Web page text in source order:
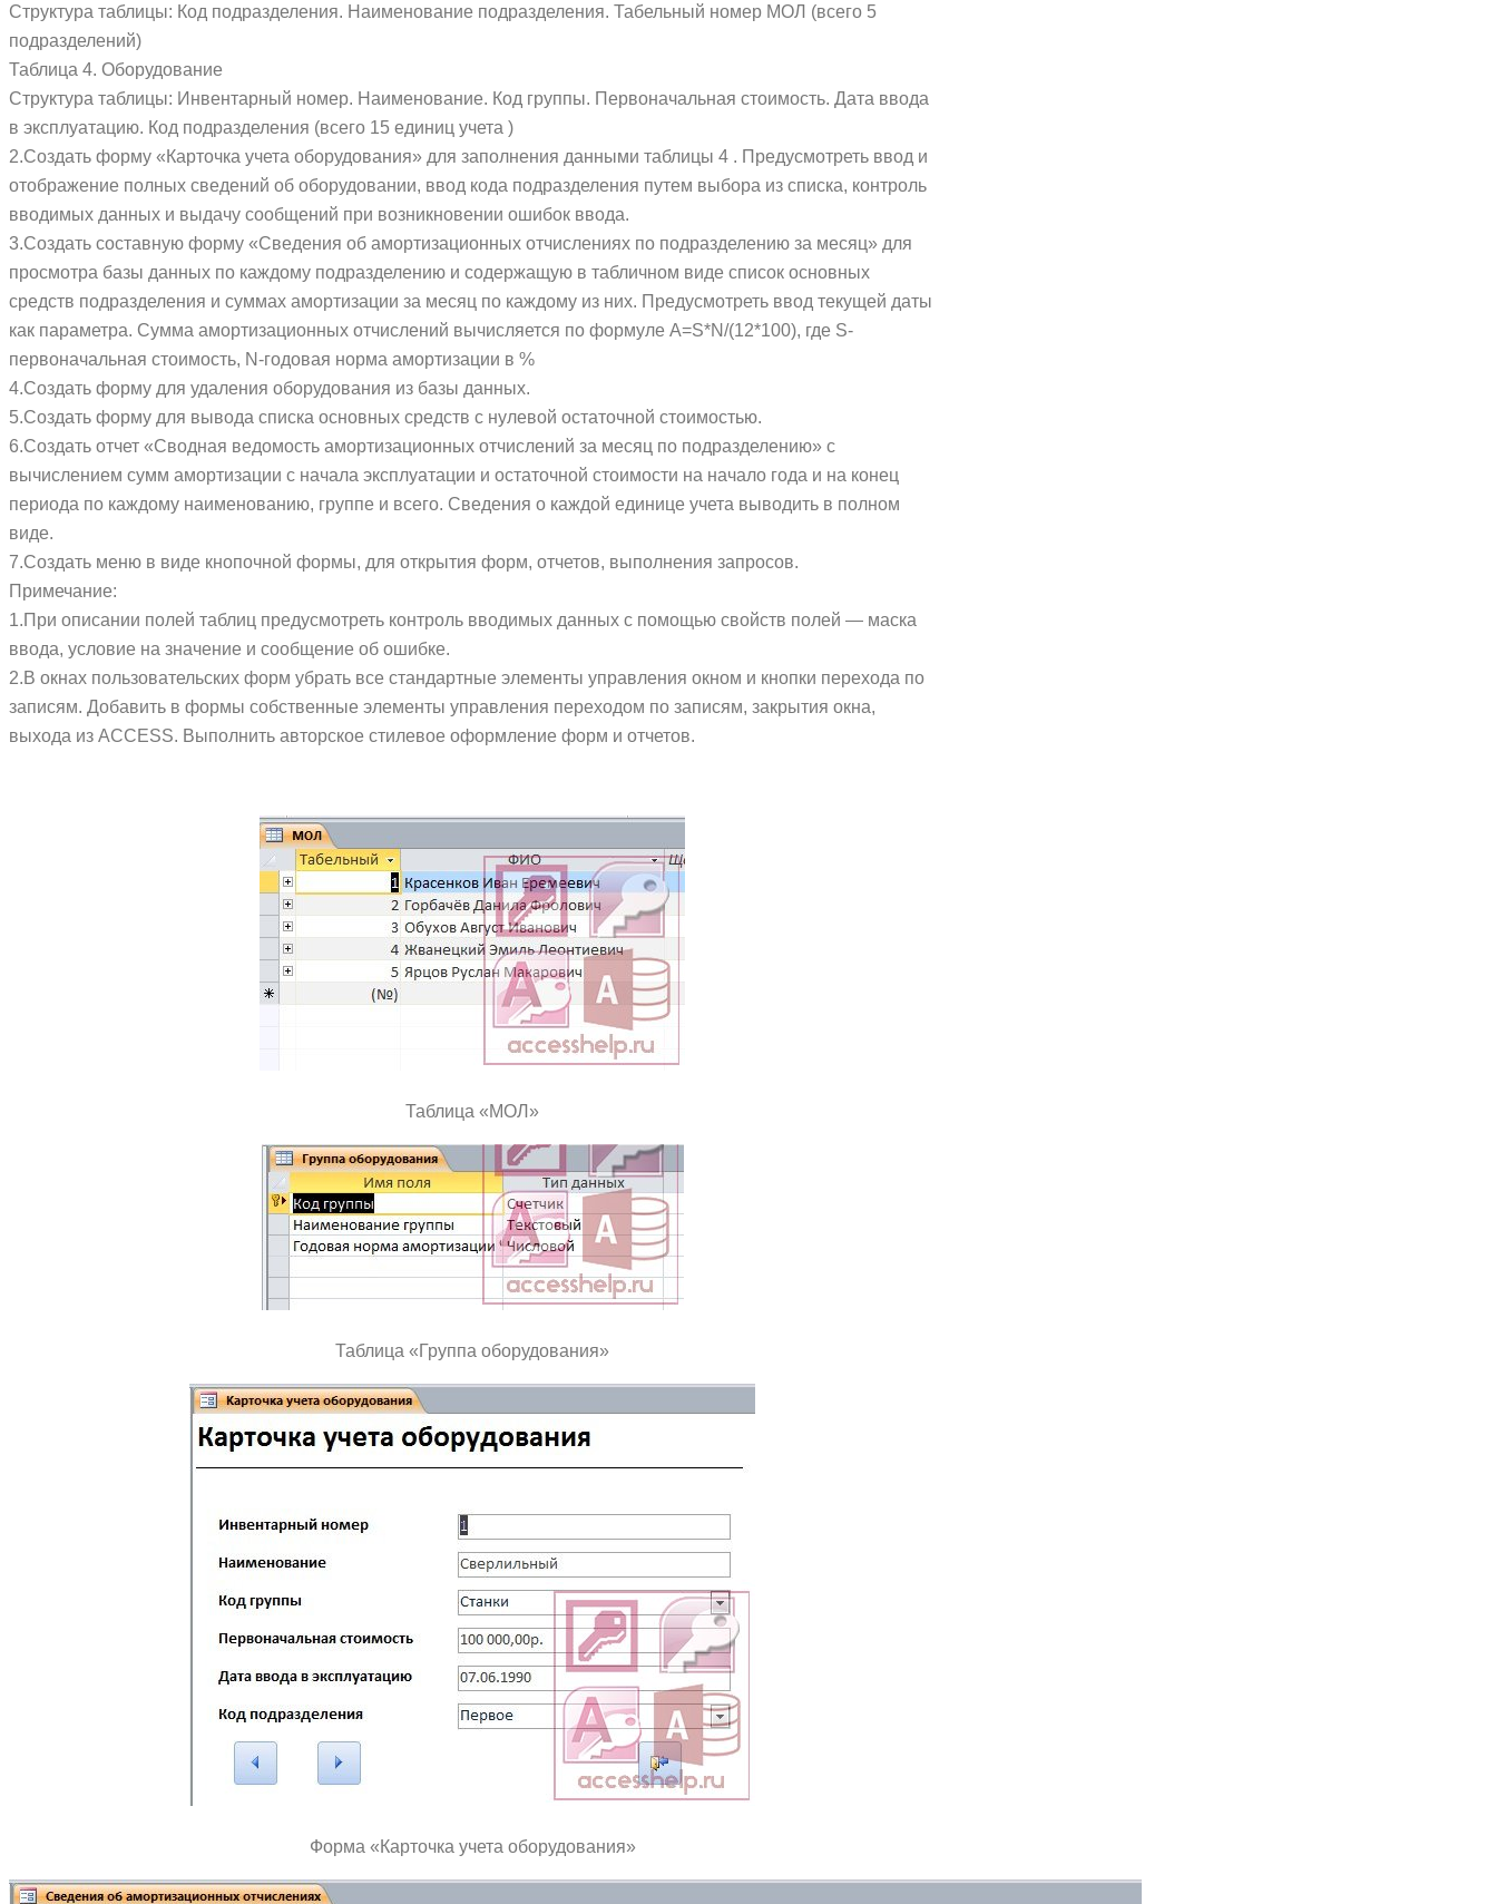
Структура таблицы: Код подразделения. Наименование подразделения. Табельный номер МОЛ (всего 5
подразделений)
Таблица 4. Оборудование
Структура таблицы: Инвентарный номер. Наименование. Код группы. Первоначальная стоимость. Дата ввода
в эксплуатацию. Код подразделения (всего 15 единиц учета )
2.Создать форму «Карточка учета оборудования» для заполнения данными таблицы 4 . Предусмотреть ввод и
отображение полных сведений об оборудовании, ввод кода подразделения путем выбора из списка, контроль
вводимых данных и выдачу сообщений при возникновении ошибок ввода.
3.Создать составную форму «Сведения об амортизационных отчислениях по подразделению за месяц» для
просмотра базы данных по каждому подразделению и содержащую в табличном виде список основных
средств подразделения и суммах амортизации за месяц по каждому из них. Предусмотреть ввод текущей даты
как параметра. Сумма амортизационных отчислений вычисляется по формуле A=S*N/(12*100), где S-
первоначальная стоимость, N-годовая норма амортизации в %
4.Создать форму для удаления оборудования из базы данных.
5.Создать форму для вывода списка основных средств с нулевой остаточной стоимостью.
6.Создать отчет «Сводная ведомость амортизационных отчислений за месяц по подразделению» с
вычислением сумм амортизации с начала эксплуатации и остаточной стоимости на начало года и на конец
периода по каждому наименованию, группе и всего. Сведения о каждой единице учета выводить в полном
виде.
7.Создать меню в виде кнопочной формы, для открытия форм, отчетов, выполнения запросов.
Примечание:
1.При описании полей таблиц предусмотреть контроль вводимых данных с помощью свойств полей — маска
ввода, условие на значение и сообщение об ошибке.
2.В окнах пользовательских форм убрать все стандартные элементы управления окном и кнопки перехода по
записям. Добавить в формы собственные элементы управления переходом по записям, закрытия окна,
выхода из ACCESS. Выполнить авторское стилевое оформление форм и отчетов.
Таблица «МОЛ»
Таблица «Группа оборудования»
Форма «Карточка учета оборудования»